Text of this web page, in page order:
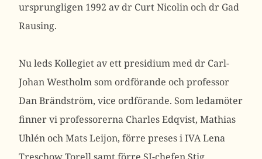
ursprungligen 1992 av dr Curt Nicolin och dr Gad
Rausing.
Nu leds Kollegiet av ett presidium med dr Carl-
Johan Westholm som ordförande och professor
Dan Brändström, vice ordförande. Som ledamöter
finner vi professorerna Charles Edqvist, Mathias
Uhlén och Mats Leijon, förre preses i IVA Lena